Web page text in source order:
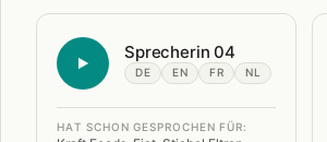
Sprecherin 04
DE EN FR NL
HAT SCHON GESPROCHEN FÜR: